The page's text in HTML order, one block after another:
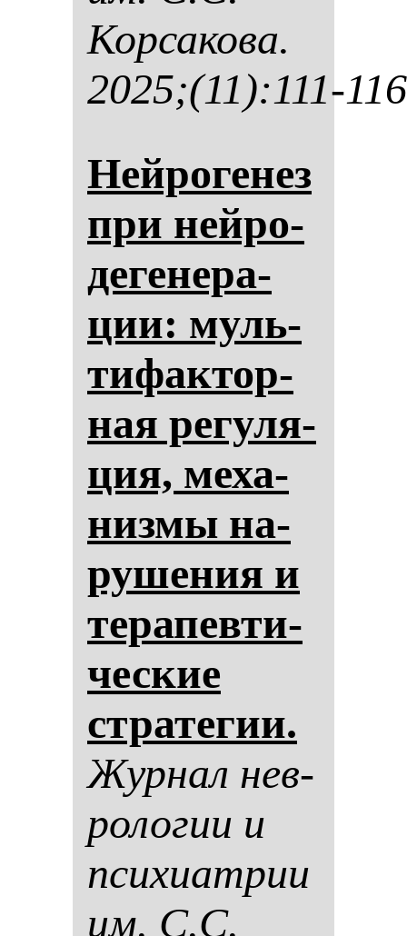
Кор­са­ко­ва.
2025;(11):111-116
Ней­ро­ге­нез
при ней­ро­
де­ге­не­ра­
ции: муль­
ти­фак­тор­
ная ре­гу­ля­
ция, ме­ха­
низ­мы на­
ру­ше­ния и
те­ра­пев­ти­
чес­кие
стра­те­гии.
Жур­нал нев­
ро­ло­гии и
пси­хи­ат­рии
им. С.С.